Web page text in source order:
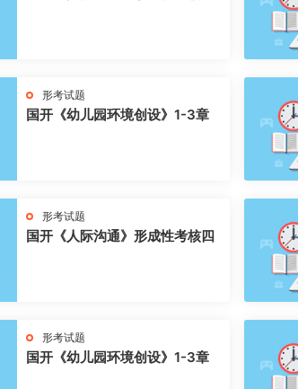
形考试题
国开《幼儿园环境创设》1-3章
形考试题
国开《人际沟通》形成性考核四
形考试题
国开《幼儿园环境创设》1-3章